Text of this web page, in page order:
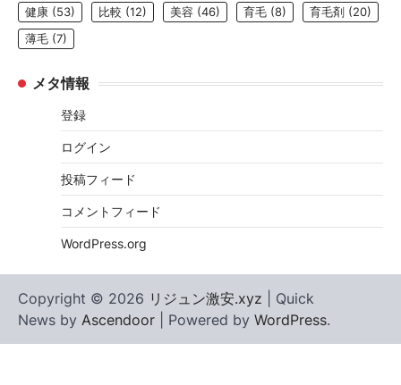
健康 (53) 比較 (12) 美容 (46) 育毛 (8) 育毛剤 (20)
薄毛 (7)
メタ情報
登録
ログイン
投稿フィード
コメントフィード
WordPress.org
Copyright © 2026 リジュン激安.xyz | Quick
News by Ascendoor | Powered by WordPress.